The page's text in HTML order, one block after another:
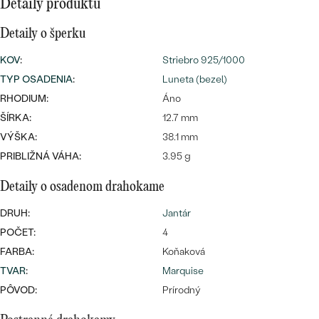
Najpredávanejšie
svadobné
obrúčky
PREZRIEŤ
DRAHOKAM
PODĽA MATERIÁLU
ZLATO
PLATINA
STRIEBRO
S DRAHOKAMAMI
S LAB GROWN DIAMANTMI
S PERLAMI
PODĽA ŠTÝLU
SYMBOLICKÉ
MINIMALISTICKÉ
PODĽA PRÍLEŽITOSTI
PODĽA FARBY
CENOVO DOSTUPNÉ
LUXUSNÉ
Detaily produktu
Detaily o šperku
KOV:
Striebro 925/1000
TYP OSADENIA:
Luneta (bezel)
RHODIUM:
Áno
ŠÍRKA:
12.7 mm
VÝŠKA:
38.1 mm
PRIBLIŽNÁ VÁHA:
3.95 g
Detaily o osadenom drahokame
DRUH:
Jantár
POČET:
4
FARBA:
Koňaková
TVAR:
Marquise
PÔVOD:
Prírodný